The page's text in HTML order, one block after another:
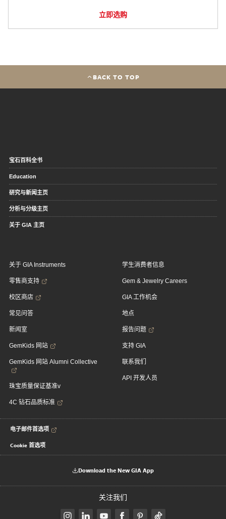
立即选购
BACK TO TOP
宝石百科全书
Education
研究与新闻主页
分析与分级主页
关于 GIA 主页
关于 GIA Instruments
零售商支持
校区商店
常见问答
新闻室
GemKids 网站
GemKids 网站 Alumni Collective
珠宝质量保证基准v
4C 钻石品质标准
学生消费者信息
Gem & Jewelry Careers
GIA 工作机会
地点
报告问题
支持 GIA
联系我们
API 开发人员
电子邮件首选项
Cookie 首选项
Download the New GIA App
关注我们